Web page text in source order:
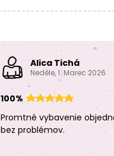
Alica Tichá
Neděle, 1. Marec 2026
100%
Promtné vybavenie
bez problémov.